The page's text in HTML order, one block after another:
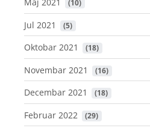
(10)
Jul 2021 (5)
Oktobar 2021 (18)
Novembar 2021 (16)
Decembar 2021 (18)
Februar 2022 (29)